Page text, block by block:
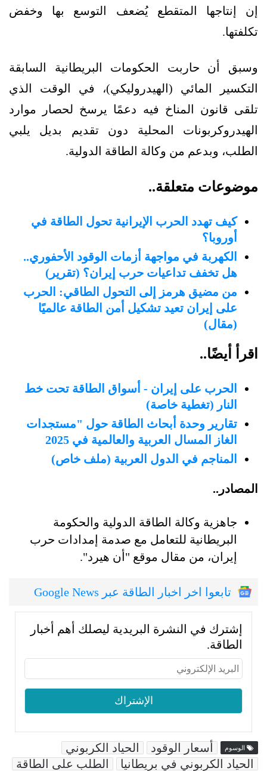
إن إنتاجها المتقطع يُضعف التوسع بها وخفض
تكلفتها.
وسبق أن حاربت الحكومات البريطانية السابقة
التكسير المائي (الهيدروليكي)، في الوقت الذي
تلقى قانون المناخ فيه دعمًا يرسخ لحصار موارد
الهيدروكربونات المحلية دون تقديم بديل يلبي
الطلب، وبدعم من وكالة الطاقة الدولية.
موضوعات متعلقة..
كيف تهدد الحرب الإيرانية تحول الطاقة في
أوروبا؟
الكهربة في مواجهة أزمات الوقود الأحفوري..
هل تخفف تداعيات حرب إيران؟ (تقرير)
من مضيق هرمز إلى التحول الطاقي: الحرب
على إيران تعيد تشكيل أمن الطاقة عالميًا
(مقال)
اقرأ أيضًا..
الحرب على إيران - أسواق الطاقة تحت خط
النار (تغطية خاصة)
تقارير وحدة أبحاث الطاقة حول "مستجدات
الغاز المسال العربية والعالمية في 2025
المناجم في الدول العربية (ملف خاص)
المصادر..
جاهزية وكالة الطاقة الدولية والحكومة
البريطانية للتعامل مع صدمة إمدادات حرب
إيران، من مقال موقع "أن هيرد".
تابعوا اخر اخبار الطاقة عبر Google News
إشترك في النشرة البريدية ليصلك أهم أخبار
الطاقة.
الوسوم أسعار الوقود
الحياد الكربوني
الحياد الكربوني في بريطانيا
الطلب على الطاقة